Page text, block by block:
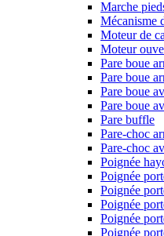
Marche
Mécanisme
Moteur de
Moteur
Pare boue
Pare boue
Pare boue
Pare boue
Pare buffle
Pare-choc
Pare-choc
Poignée
Poignée
Poignée
Poignée
Poignée
Poignée